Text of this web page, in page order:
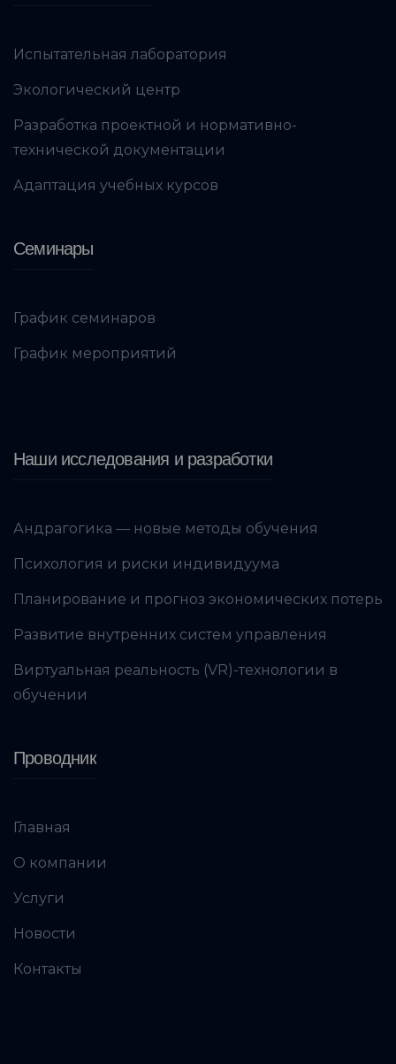
Испытательная лаборатория
Экологический центр
Разработка проектной и нормативно-
технической документации
Адаптация учебных курсов
Семинары
График семинаров
График мероприятий
Наши исследования и разработки
Андрагогика — новые методы обучения
Психология и риски индивидуума
Планирование и прогноз экономических потерь
Развитие внутренних систем управления
Виртуальная реальность (VR)-технологии в
обучении
Проводник
Главная
О компании
Услуги
Новости
Контакты